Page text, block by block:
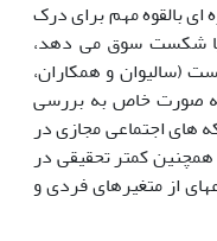
بالقوه مهم برای درک
یا شکست سوق می دهد،
(سالیوان و همکاران،
به صورت خاص به بررسی
های اجتماعی مجازی در
کمتر تحقیقی در
از متغیرهای فردی و